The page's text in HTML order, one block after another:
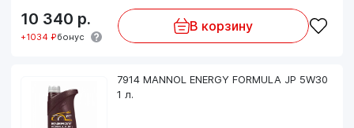
10 340 р.
+1034 ₽бонус
В корзину
7914 MANNOL ENERGY FORMULA JP 5W30
1 л.